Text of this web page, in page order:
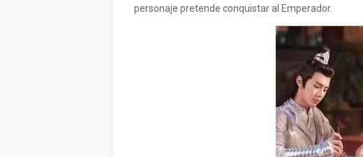
personaje pretende conquistar al Emperador.